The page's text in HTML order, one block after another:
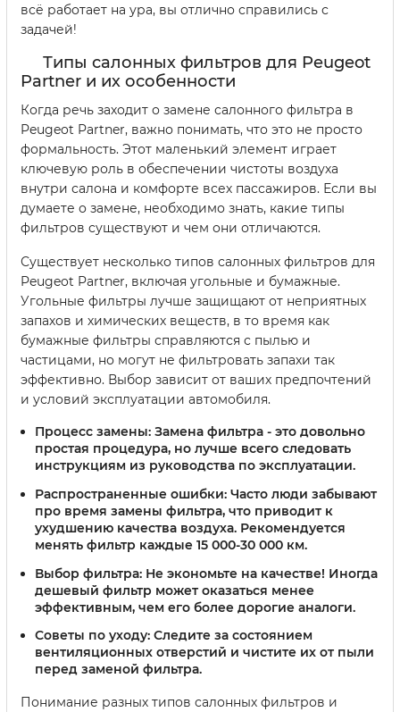
всё работает на ура, вы отлично справились с
задачей!
Типы салонных фильтров для Peugeot
Partner и их особенности
Когда речь заходит о замене салонного фильтра в
Peugeot Partner, важно понимать, что это не просто
формальность. Этот маленький элемент играет
ключевую роль в обеспечении чистоты воздуха
внутри салона и комфорте всех пассажиров. Если вы
думаете о замене, необходимо знать, какие типы
фильтров существуют и чем они отличаются.
Существует несколько типов салонных фильтров для
Peugeot Partner, включая угольные и бумажные.
Угольные фильтры лучше защищают от неприятных
запахов и химических веществ, в то время как
бумажные фильтры справляются с пылью и
частицами, но могут не фильтровать запахи так
эффективно. Выбор зависит от ваших предпочтений
и условий эксплуатации автомобиля.
Процесс замены: Замена фильтра - это довольно
простая процедура, но лучше всего следовать
инструкциям из руководства по эксплуатации.
Распространенные ошибки: Часто люди забывают
про время замены фильтра, что приводит к
ухудшению качества воздуха. Рекомендуется
менять фильтр каждые 15 000-30 000 км.
Выбор фильтра: Не экономьте на качестве! Иногда
дешевый фильтр может оказаться менее
эффективным, чем его более дорогие аналоги.
Советы по уходу: Следите за состоянием
вентиляционных отверстий и чистите их от пыли
перед заменой фильтра.
Понимание разных типов салонных фильтров и